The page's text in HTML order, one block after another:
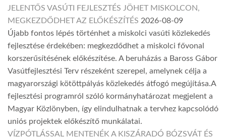
JELENTŐS VASÚTI FEJLESZTÉS JÖHET MISKOLCON,
MEGKEZDŐDHET AZ ELŐKÉSZÍTÉS 2026-08-09
Újabb fontos lépés történhet a miskolci vasúti közlekedés
fejlesztése érdekében: megkezdődhet a miskolci fővonal
korszerűsítésének előkészítése. A beruházás a Baross Gábor
Vasútfejlesztési Terv részeként szerepel, amelynek célja a
magyarországi kötöttpályás közlekedés átfogó megújítása.A
fejlesztési programról szóló kormányhatározat megjelent a
Magyar Közlönyben, így elindulhatnak a tervhez kapcsolódó
uniós projektek előkészítő munkálatai.
VÍZPÓTLÁSSAL MENTENÉK A KISZÁRADÓ BÓZSVÁT ÉS